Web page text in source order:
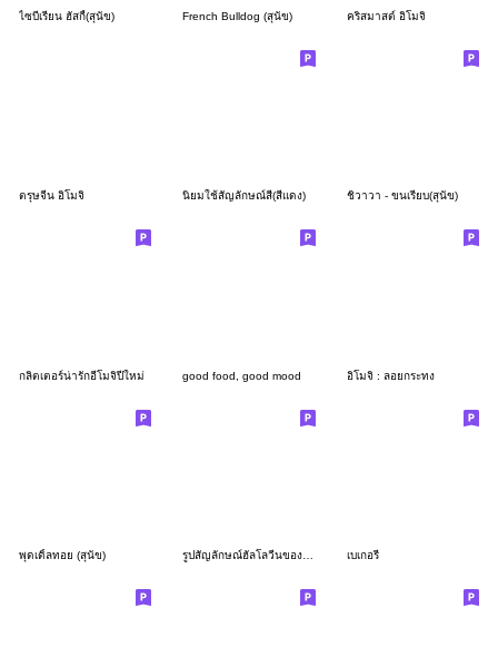
ไซบีเรียน ฮัสกี้(สุนัข) French Bulldog (สุนัข) คริสมาสต์ อิโมจิ
ตรุษจีน อิโมจิ นิยมใช้สัญลักษณ์สี(สีแดง) ชิวาวา - ขนเรียบ(สุนัข)
กลิตเตอร์น่ารักอีโมจิปีใหม่ good food, good mood อิโมจิ : ลอยกระทง
พุดเดิ้ลทอย (สุนัข) เบเกอรี่